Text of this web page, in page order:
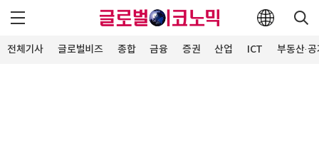
전체기사 글로벌비즈 종합 금융 증권 산업 ICT 부동산·